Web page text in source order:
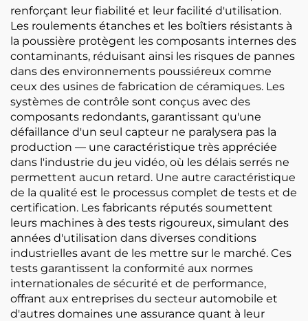
renforçant leur fiabilité et leur facilité d'utilisation.
Les roulements étanches et les boîtiers résistants à
la poussière protègent les composants internes des
contaminants, réduisant ainsi les risques de pannes
dans des environnements poussiéreux comme
ceux des usines de fabrication de céramiques. Les
systèmes de contrôle sont conçus avec des
composants redondants, garantissant qu'une
défaillance d'un seul capteur ne paralysera pas la
production — une caractéristique très appréciée
dans l'industrie du jeu vidéo, où les délais serrés ne
permettent aucun retard. Une autre caractéristique
de la qualité est le processus complet de tests et de
certification. Les fabricants réputés soumettent
leurs machines à des tests rigoureux, simulant des
années d'utilisation dans diverses conditions
industrielles avant de les mettre sur le marché. Ces
tests garantissent la conformité aux normes
internationales de sécurité et de performance,
offrant aux entreprises du secteur automobile et
d'autres domaines une assurance quant à leur